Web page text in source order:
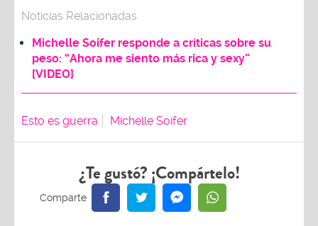
Noticias Relacionadas
Michelle Soifer responde a críticas sobre su
peso: “Ahora me siento más rica y sexy”
[VIDEO]
Esto es guerra Michelle Soifer
¿Te gustó? ¡Compártelo!